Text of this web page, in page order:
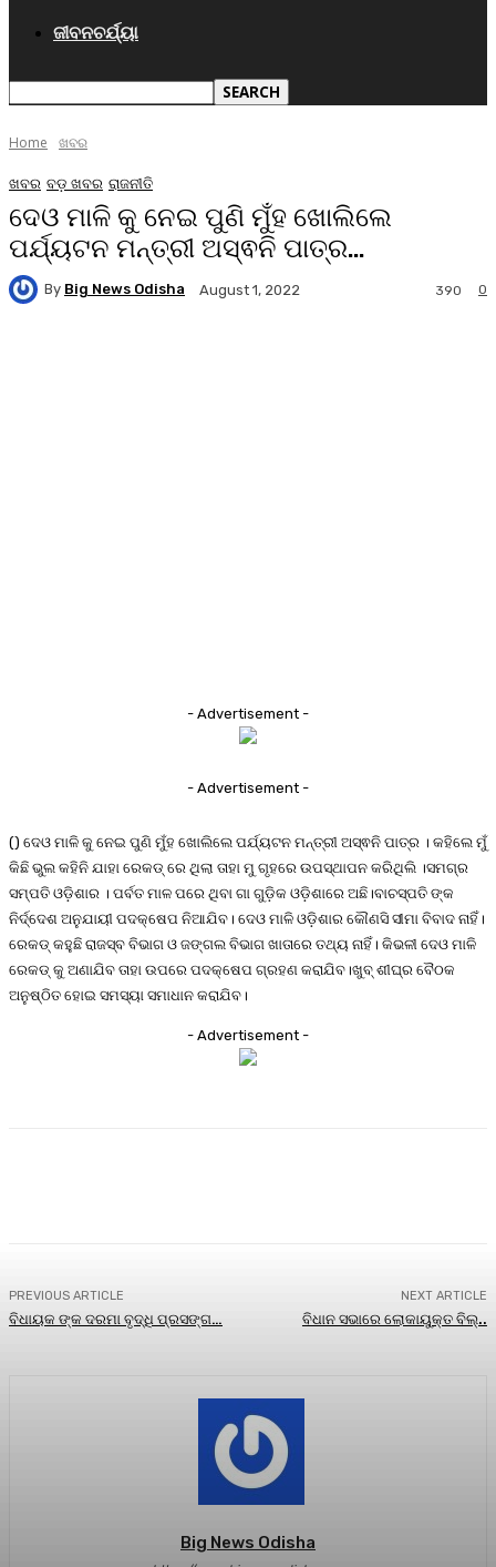
ଜୀବନଚର୍ଯ୍ୟା
Home ଖବର
ଖବର ବଡ଼ ଖବର ରାଜନୀତି
ଦେଓ ମାଳି କୁ ନେଇ ପୁଣି ମୁଁହ ଖୋଲିଲେ
ପର୍ଯ୍ୟଟନ ମନ୍ତ୍ରୀ ଅସ୍ଵନି ପାତ୍ର…
By Big News Odisha August 1, 2022 0
390
- Advertisement -
- Advertisement -
() ଦେଓ ମାଳି କୁ ନେଇ ପୁଣି ମୁଁହ ଖୋଲିଲେ ପର୍ଯ୍ୟଟନ ମନ୍ତ୍ରୀ ଅସ୍ଵନି ପାତ୍ର । କହିଲେ ମୁଁ
କିଛି ଭୁଲ କହିନି ଯାହା ରେକଡ୍ ରେ ଥିଲା ତାହା ମୁ ଗୃହରେ ଉପସ୍ଥାପନ କରିଥିଲି ।ସମଗ୍ର
ସମ୍ପତି ଓଡ଼ିଶାର । ପର୍ବତ ମାଳ ପରେ ଥିବା ଗା ଗୁଡ଼ିକ ଓଡ଼ିଶାରେ ଅଛି।ବାଚସ୍ପତି ଙ୍କ
ନିର୍ଦ୍ଦେଶ ଅନୁଯାୟୀ ପଦକ୍ଷେପ ନିଆଯିବ। ଦେଓ ମାଳି ଓଡ଼ିଶାର କୌଣସି ସୀମା ବିବାଦ ନାହିଁ।
ରେକଡ୍ କହୁଛି ରାଜସ୍ବ ବିଭାଗ ଓ ଜଙ୍ଗଲ ବିଭାଗ ଖାତାରେ ତଥ୍ୟ ନାହିଁ। କିଭଳୀ ଦେଓ ମାଳି
ରେକଡ୍ କୁ ଅଣାଯିବ ତାହା ଉପରେ ପଦକ୍ଷେପ ଗ୍ରହଣ କରାଯିବ।ଖୁବ୍ ଶୀଘ୍ର ବୈଠକ
ଅନୁଷ୍ଠିତ ହୋଇ ସମସ୍ୟା ସମାଧାନ କରାଯିବ।
- Advertisement -
PREVIOUS ARTICLE
ବିଧାୟକ ଙ୍କ ଦରମା ବୃଦ୍ଧି ପ୍ରସଙ୍ଗ…
NEXT ARTICLE
ବିଧାନ ସଭାରେ ଲୋକାୟୁକ୍ତ ବିଲ୍..
Big News Odisha